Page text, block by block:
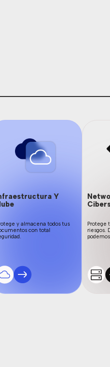
Y
y almacena todos tus
con total
Protege
riesgos.